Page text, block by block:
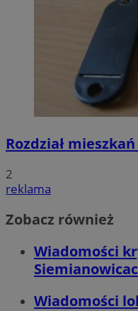
Rozdział
2
reklama
Zobacz również
Wiadomości
Wiadomości